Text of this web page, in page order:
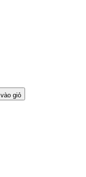
giỏ